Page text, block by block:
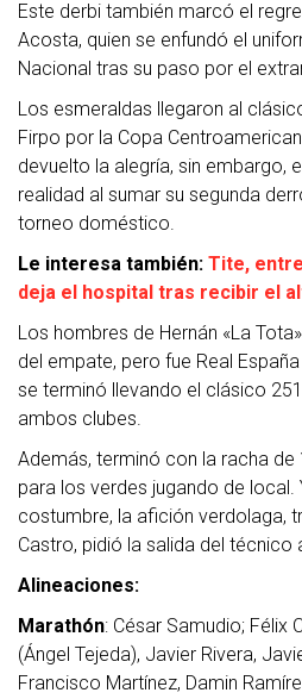
Este derbi también marcó el
Acosta, quien se enfundó el
Nacional tras su paso por el
Los esmeraldas llegaron al
Firpo por la Copa
devuelto la alegría, sin embargo,
realidad al sumar su segunda
torneo doméstico.
Le interesa también: Tite,
deja el hospital tras recibir el
Los hombres de Hernán «La
del empate, pero fue Real
se terminó llevando el clásico
ambos clubes.
Además, terminó con la racha
para los verdes jugando de
costumbre, la afición verdolaga,
Castro, pidió la salida del técnico
Alineaciones:
Marathón: César Samudio; Félix
(Ángel Tejeda), Javier Rivera,
Francisco Martínez, Damin